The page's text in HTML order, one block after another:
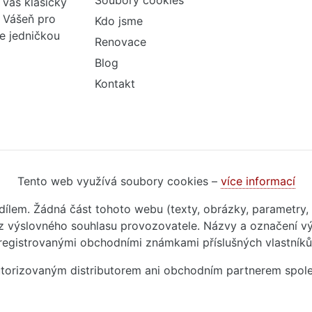
pro
jedničkou
Kdo jsme
Renovace
Blog
Kontakt
Tento web využívá soubory cookies – více informací
Žádná část tohoto webu (texty, obrázky,
souhlasu provozovatele. Názvy a označení
obchodními známkami příslušných
distributorem ani obchodním partnerem